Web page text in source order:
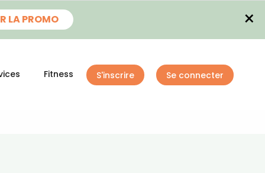
LA PROMO ×
Fitness S'inscrire Se connecter